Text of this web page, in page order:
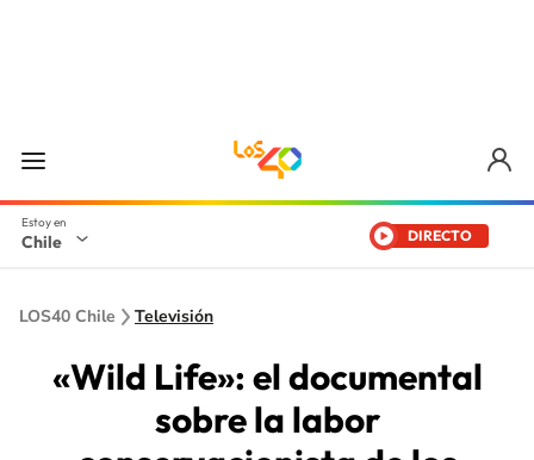
Chile DIRECTO
LOS40 Chile Televisión
«Wild Life»: el documental
sobre la labor